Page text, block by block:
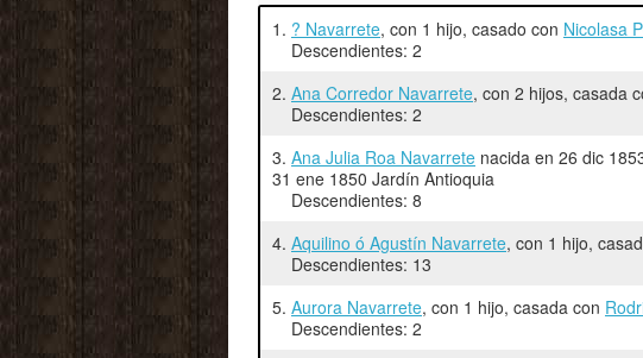
1. ? Navarrete, con 1 hijo, casado con Nicolasa
Descendientes: 2
2. Ana Corredor Navarrete, con 2 hijos, casada
Descendientes: 2
3. Ana Julia Roa Navarrete nacida en 26 dic
31 ene 1850 Jardín Antioquia
Descendientes: 8
4. Aquilino ó Agustín Navarrete, con 1 hijo,
Descendientes: 13
5. Aurora Navarrete, con 1 hijo, casada con
Descendientes: 2